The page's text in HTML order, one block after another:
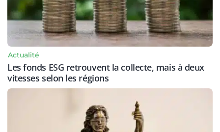
Actualité
Les fonds ESG retrouvent la collecte, mais à deux
vitesses selon les régions